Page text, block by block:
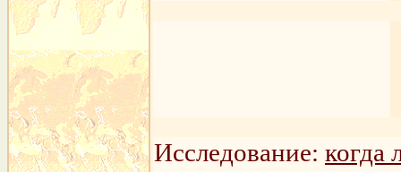
Исследование: когда